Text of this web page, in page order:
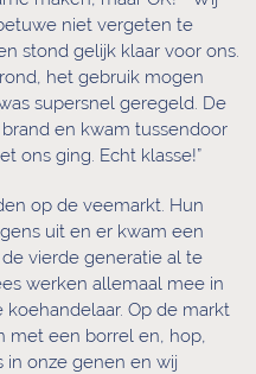
niet vergeten te
stond gelijk klaar voor ons.
het gebruik mogen
supersnel geregeld. De
en kwam tussendoor
ons ging. Echt klasse!”
op de veemarkt. Hun
uit en er kwam een
vierde generatie al te
werken allemaal mee in
Op de markt
met een borrel en, hop,
in onze genen en wij